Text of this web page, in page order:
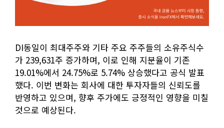
DI동일이 최대주주와 기타 주요 주주들의 소유주식수
가 239,631주 증가하며, 이로 인해 지분율이 기존
19.01%에서 24.75%로 5.74% 상승했다고 공식 발표
했다. 이번 변화는 회사에 대한 투자자들의 신뢰도를
반영하고 있으며, 향후 주가에도 긍정적인 영향을 미칠
것으로 예상된다.